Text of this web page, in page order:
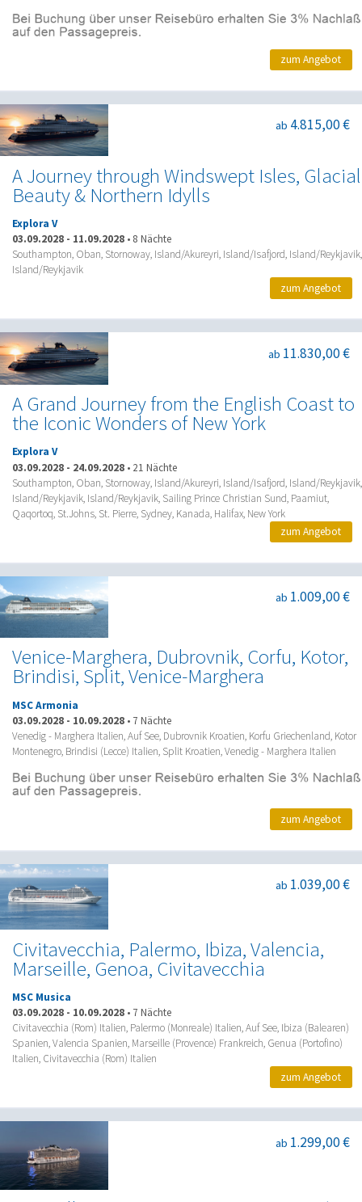
zum Angebot
A Journey through Windswept Isles, Glacial
Beauty & Northern Idylls
ab 4.815,00 €
Explora V
03.09.2028 - 11.09.2028 • 8 Nächte
Southampton, Oban, Stornoway, Island/Akureyri, Island/Isafjord, Island/Reykjavik,
Island/Reykjavik
zum Angebot
A Grand Journey from the English Coast to
the Iconic Wonders of New York
ab 11.830,00 €
Explora V
03.09.2028 - 24.09.2028 • 21 Nächte
Southampton, Oban, Stornoway, Island/Akureyri, Island/Isafjord, Island/Reykjavik,
Island/Reykjavik, Island/Reykjavik, Sailing Prince Christian Sund, Paamiut,
Qaqortoq, St.Johns, St. Pierre, Sydney, Kanada, Halifax, New York
zum Angebot
Venice-Marghera, Dubrovnik, Corfu, Kotor,
Brindisi, Split, Venice-Marghera
ab 1.009,00 €
MSC Armonia
03.09.2028 - 10.09.2028 • 7 Nächte
Venedig - Marghera Italien, Auf See, Dubrovnik Kroatien, Korfu Griechenland, Kotor
Montenegro, Brindisi (Lecce) Italien, Split Kroatien, Venedig - Marghera Italien
zum Angebot
Civitavecchia, Palermo, Ibiza, Valencia,
Marseille, Genoa, Civitavecchia
ab 1.039,00 €
MSC Musica
03.09.2028 - 10.09.2028 • 7 Nächte
Civitavecchia (Rom) Italien, Palermo (Monreale) Italien, Auf See, Ibiza (Balearen)
Spanien, Valencia Spanien, Marseille (Provence) Frankreich, Genua (Portofino)
Italien, Civitavecchia (Rom) Italien
zum Angebot
ab 1.299,00 €